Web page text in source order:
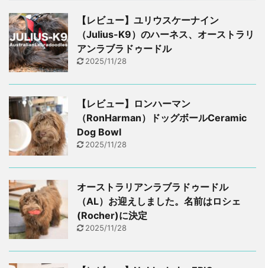
【レビュー】ユリウスケーナイン
（Julius-K9）のハーネス、オーストラリ
アンラブラドゥードル
2025/11/28
【レビュー】ロンハーマン
（RonHarman）ドッグボールCeramic
Dog Bowl
2025/11/28
オーストラリアンラブラドゥードル
（AL）お迎えしました。名前はロシェ
(Rocher)に決定
2025/11/28